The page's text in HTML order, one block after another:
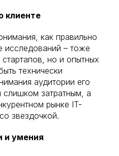
клиенте
как правильно
исследований – тоже
но и опытных
технически
аудитории его
слишком затратным, а
рынке IT-
звездочкой.
и умения